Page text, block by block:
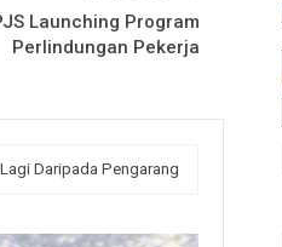
Launching Program
Perlindungan Pekerja
Lagi Daripada Pengarang